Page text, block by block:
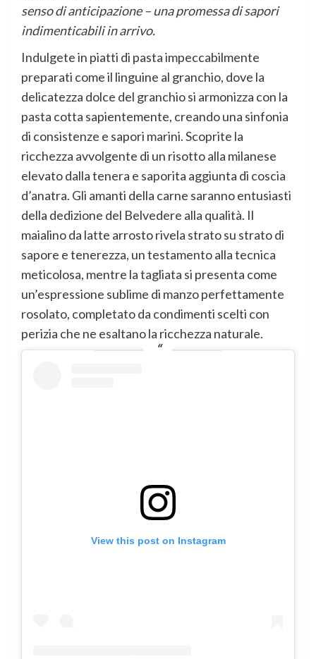
senso di anticipazione – una promessa di sapori
indimenticabili in arrivo.
Indulgete in piatti di pasta impeccabilmente
preparati come il linguine al granchio, dove la
delicatezza dolce del granchio si armonizza con la
pasta cotta sapientemente, creando una sinfonia
di consistenze e sapori marini. Scoprite la
ricchezza avvolgente di un risotto alla milanese
elevato dalla tenera e saporita aggiunta di coscia
d’anatra. Gli amanti della carne saranno entusiasti
della dedizione del Belvedere alla qualità. Il
maialino da latte arrosto rivela strato su strato di
sapore e tenerezza, un testamento alla tecnica
meticolosa, mentre la tagliata si presenta come
un’espressione sublime di manzo perfettamente
rosolato, completato da condimenti scelti con
perizia che ne esaltano la ricchezza naturale.
View this post on Instagram